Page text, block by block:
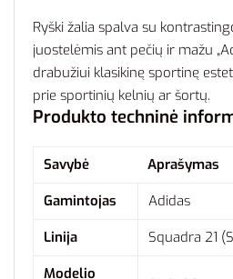
Ryški žalia spalva su
juostelėmis ant pečių ir mažu
drabužiui klasikinę sportinę
prie sportinių kelnių ar šortų.
Produkto techninė
Savybė
Aprašymas
Gamintojas
Adidas
Linija
Squadra 21
Modelio